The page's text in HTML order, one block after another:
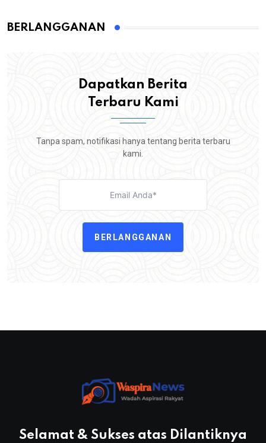
BERLANGGANAN
Dapatkan Berita
Terbaru Kami
Tanpa spam, notifikasi hanya tentang berita terbaru
kami.
BERLANGGANAN
Selamat & Sukses atas Dilantiknya